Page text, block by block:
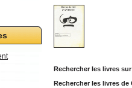
Rechercher les livres
Rechercher les livres